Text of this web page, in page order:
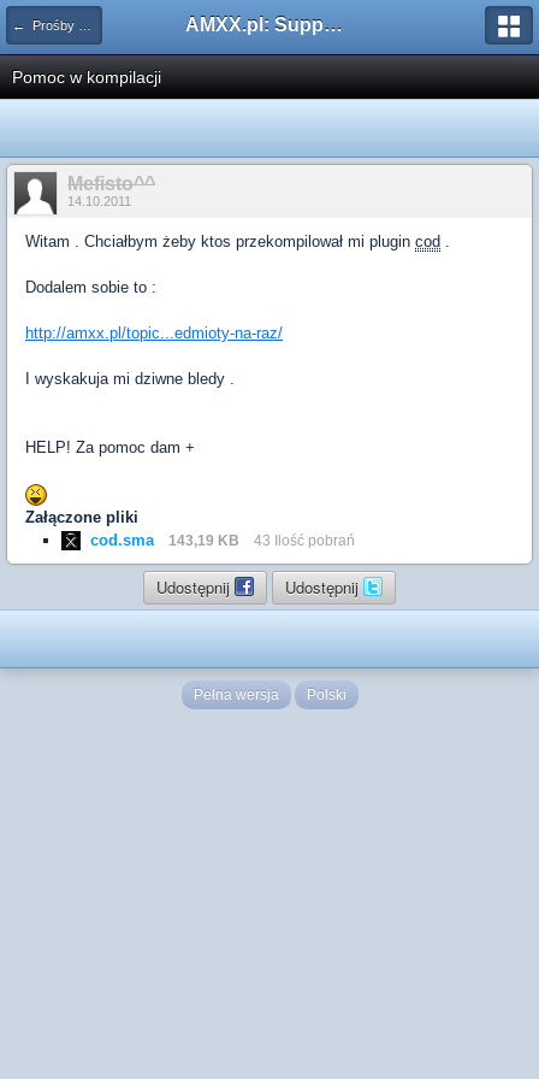
← Prośby o kompilacje pluginów / Problemy z kompilacją AMXX.pl: Support AMX Mod X i SourceMod
Pomoc w kompilacji
Mefisto^^
14.10.2011
Witam . Chciałbym żeby ktos przekompilował mi plugin cod .
Dodalem sobie to :
http://amxx.pl/topic...edmioty-na-raz/
I wyskakuja mi dziwne bledy .
HELP! Za pomoc dam +
Załączone pliki
cod.sma
143,19 KB 43 Ilość pobrań
Udostępnij Udostępnij
Pełna wersja Polski